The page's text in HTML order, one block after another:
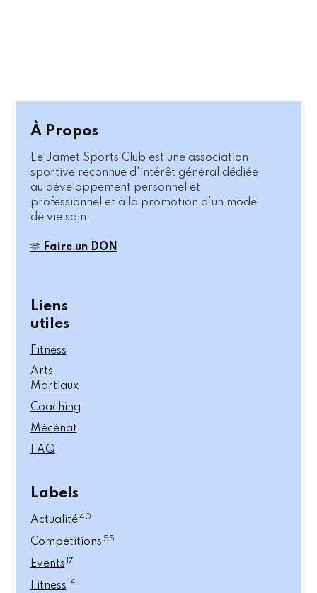
À Propos
Le Jamet Sports Club est une association
sportive reconnue d'intérêt général dédiée
au développement personnel et
professionnel et à la promotion d'un mode
de vie sain.
🫶 Faire un DON
Liens
utiles
Fitness
Arts
Martiaux
Coaching
Mécénat
FAQ
Labels
Actualité 40
Compétitions 55
Events 17
Fitness 14